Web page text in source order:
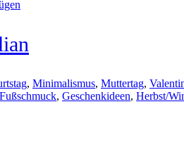
, Minimalismus, Muttertag,
Fußschmuck, Geschenkideen, Herbst/